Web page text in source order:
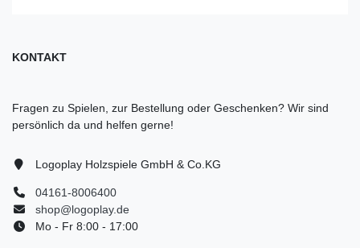
KONTAKT
Fragen zu Spielen, zur Bestellung oder Geschenken? Wir sind
persönlich da und helfen gerne!
Logoplay Holzspiele GmbH & Co.KG
04161-8006400
shop@logoplay.de
Mo - Fr 8:00 - 17:00